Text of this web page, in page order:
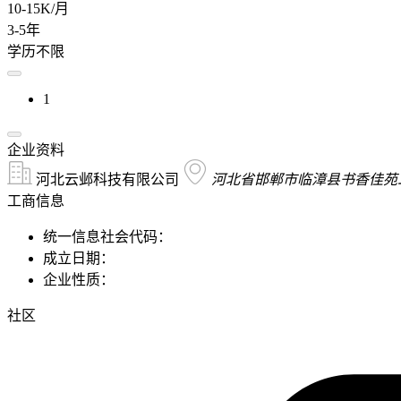
10-15K/月
3-5年
学历不限
1
企业资料
河北云邺科技有限公司
河北省邯郸市临漳县书香佳苑
工商信息
统一信息社会代码：
成立日期：
企业性质：
社区